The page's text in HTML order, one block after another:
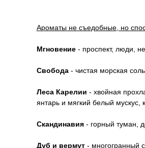
Ароматы не съедобные, но
Мгновение - проспект, люди,
Свобода - чистая морская
Леса Карелии - хвойная
янтарь и мягкий белый мускус,
Скандинавия - горный туман,
Дуб и вермут - многогранный